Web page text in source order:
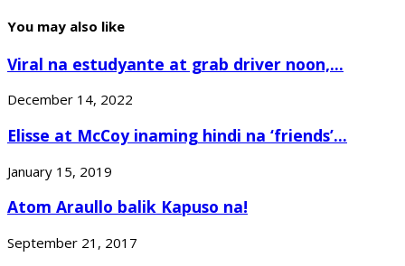
You may also like
Viral na estudyante at grab driver noon,...
December 14, 2022
Elisse at McCoy inaming hindi na ‘friends’...
January 15, 2019
Atom Araullo balik Kapuso na!
September 21, 2017